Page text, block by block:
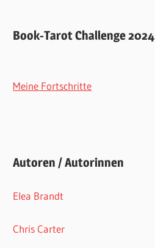
Book-Tarot Challenge 2024
Meine Fortschritte
Autoren / Autorinnen
Elea Brandt
Chris Carter